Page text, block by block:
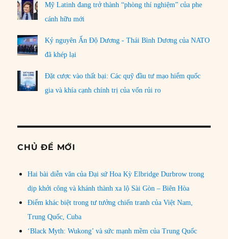
Mỹ Latinh đang trở thành “phòng thí nghiệm” của phe
cánh hữu mới
Kỷ nguyên Ấn Độ Dương - Thái Bình Dương của NATO
đã khép lại
Đặt cược vào thất bại: Các quỹ đầu tư mạo hiểm quốc
gia và khía cạnh chính trị của vốn rủi ro
CHỦ ĐỀ MỚI
Hai bài diễn văn của Đại sứ Hoa Kỳ Elbridge Durbrow trong
dịp khởi công và khánh thành xa lộ Sài Gòn – Biên Hòa
Điểm khác biệt trong tư tưởng chiến tranh của Việt Nam,
Trung Quốc, Cuba
‘Black Myth: Wukong’ và sức mạnh mềm của Trung Quốc